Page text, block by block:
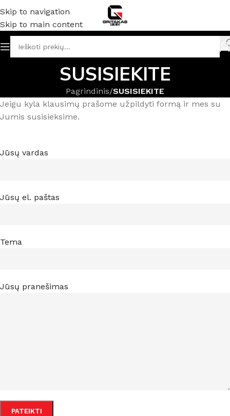
Skip to navigation
Skip to main content
SUSISIEKITE
Pagrindinis/SUSISIEKITE
Jeigu kyla klausimų prašome užpildyti formą ir mes su
Jumis susisieksime.
Jūsų vardas
Jūsų el. paštas
Tema
Jūsų pranešimas